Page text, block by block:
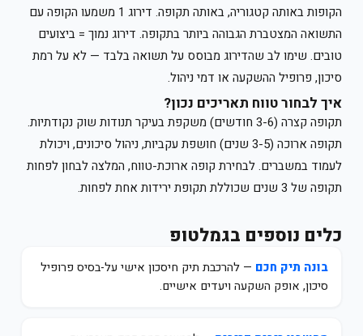
הקופות באותה קטגוריה, באותה תקופה. דירוג 1 משמעו הקופה עם
התשואה המצטברת הגבוהה ביותר בתקופה. דירוג נמוך = ביצועים
טובים. שימו לב שהדירוג מבוסס על תשואה בלבד — לא על רמת
סיכון, פרופיל ההשקעה או דמי ניהול.
איך לבחור טווח תאריכים נכון?
תקופה קצרה (3-6 חודשים) משקפת בעיקר תנודות שוק נקודתיות.
תקופה ארוכה (3-5 שנים) חושפת עקביות, ניהול סיכונים, ויכולת
לעמוד במשברים. לבחירת קופה ארוכת-טווח, המלצה לבחון לפחות
תקופה של 3 שנים שכוללת תקופת ירידות אחת לפחות.
כלים נוספים בגמלטופ
בונה תיק חכם — להרכבת תיק חיסכון אישי על-בסיס פרופיל
סיכון, אופק השקעה ויעדים אישיים.